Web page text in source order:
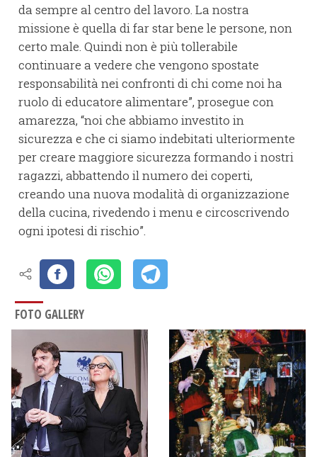
da sempre al centro del lavoro. La nostra
missione è quella di far star bene le persone, non
certo male. Quindi non è più tollerabile
continuare a vedere che vengono spostate
responsabilità nei confronti di chi come noi ha
ruolo di educatore alimentare”, prosegue con
amarezza, “noi che abbiamo investito in
sicurezza e che ci siamo indebitati ulteriormente
per creare maggiore sicurezza formando i nostri
ragazzi, abbattendo il numero dei coperti,
creando una nuova modalità di organizzazione
della cucina, rivedendo i menu e circoscrivendo
ogni ipotesi di rischio”.
FOTO GALLERY